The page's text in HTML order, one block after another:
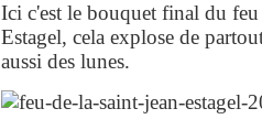
Ici c'est le bouquet final du
Estagel, cela explose de
aussi des lunes.